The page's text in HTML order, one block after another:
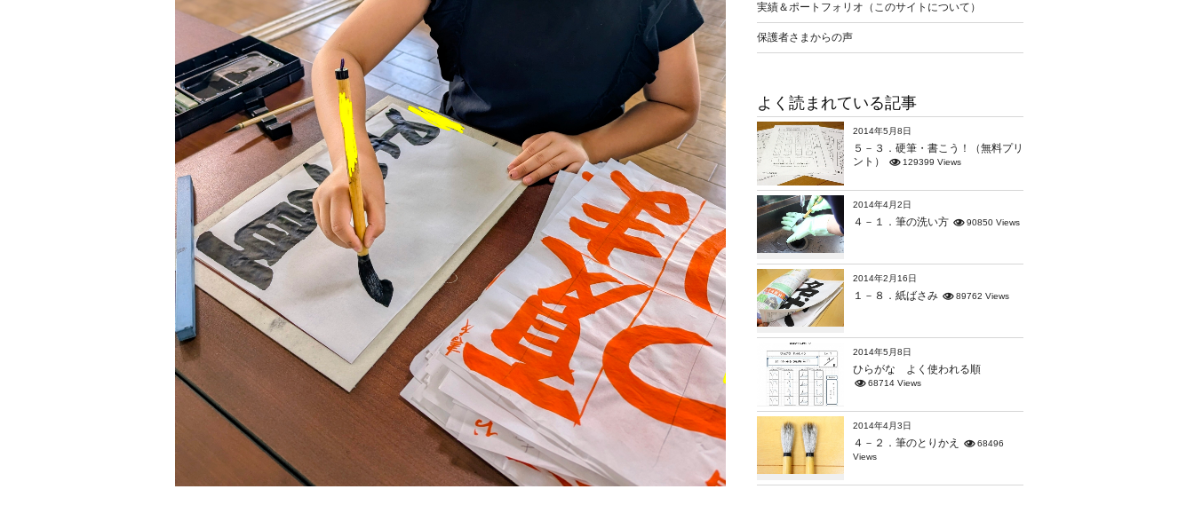
実績＆ポートフォリオ（このサイトについて）
保護者さまからの声
よく読まれている記事
2014年5月8日
５－３．硬筆・書こう！（無料プリ
ント）
129399 Views
2014年4月2日
４－１．筆の洗い方 90850 Views
2014年2月16日
１－８．紙ばさみ 89762 Views
2014年5月8日
ひらがな よく使われる順
68714 Views
2014年4月3日
４－２．筆のとりかえ
68496
Views